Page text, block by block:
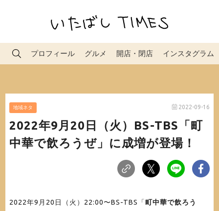
プロフィール グルメ 開店・閉店 インスタグラム
地域ネタ 2022-09-16
2022年9月20日（火）BS-TBS「町
中華で飲ろうぜ」に成増が登場！
2022年9月20日（火）22:00〜BS-TBS「町中華で飲ろう